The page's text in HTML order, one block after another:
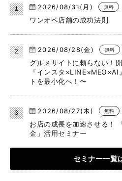
2026/08/31(月) 無料
ワンオペ店舗の成功法則
2026/08/28(金) 無料
グルメサイトに頼らない！
『インスタ
トを最小化へ！〜
2026/08/27(木) 無料
お店の成長を加速させる！
金」活用セミナー
セミナー一覧